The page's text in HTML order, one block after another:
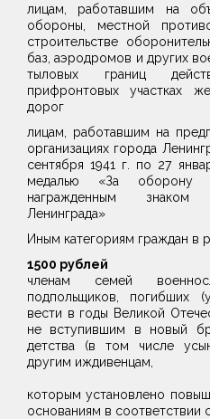
лицам, работавшим на
обороны, местной
строительстве
баз, аэродромов и других
тыловых границ
прифронтовых участках
дорог
лицам, работавшим на
организациях города
сентября 1941 г. по 27
медалью «За оборону
награжденным
Ленинграда»
Иным категориям граждан в
1500 рублей
членам семей
подпольщиков, погибших
вести в годы Великой
не вступившим в новый
детства (в том числе
другим иждивенцам,
которым установлено
основаниям в соответствии